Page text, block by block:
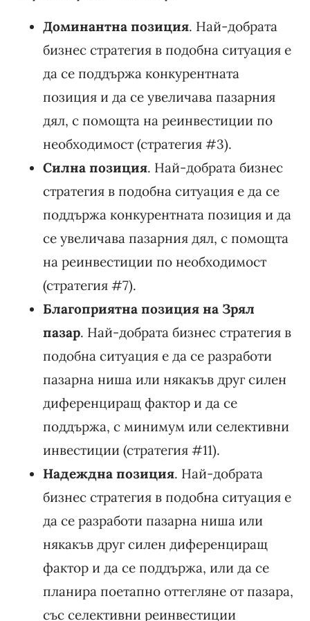
Доминантна позиция. Най-добрата
бизнес стратегия в подобна ситуация е
да се поддържа конкурентната
позиция и да се увеличава пазарния
дял, с помощта на реинвестиции по
необходимост (стратегия #3).
Силна позиция. Най-добрата бизнес
стратегия в подобна ситуация е да се
поддържа конкурентната позиция и да
се увеличава пазарния дял, с помощта
на реинвестиции по необходимост
(стратегия #7).
Благоприятна позиция на Зрял
пазар. Най-добрата бизнес стратегия в
подобна ситуация е да се разработи
пазарна ниша или някакъв друг силен
диференциращ фактор и да се
поддържа, с минимум или селективни
инвестиции (стратегия #11).
Надеждна позиция. Най-добрата
бизнес стратегия в подобна ситуация е
да се разработи пазарна ниша или
някакъв друг силен диференциращ
фактор и да се поддържа, или да се
планира поетапно оттегляне от пазара,
със селективни реинвестиции